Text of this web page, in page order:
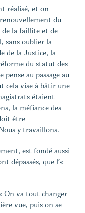
réalisé, et on
du
de la faillite et de
sans oublier la
de la Justice, la
du statut des
au passage au
cela vise à bâtir une
étaient
la méfiance des
être
y travaillons.
est fondé aussi
dépassés, que l’«
On va tout changer
vue, puis on se